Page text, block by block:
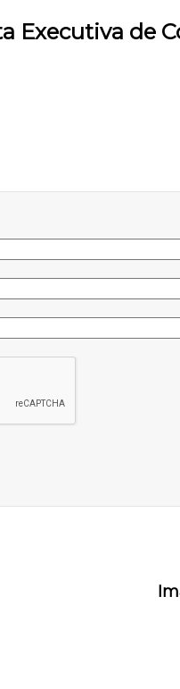
Executiva de